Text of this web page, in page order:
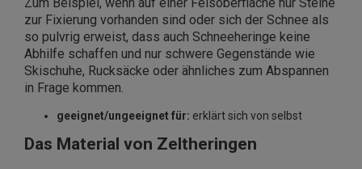
zur Fixierung vorhanden sind oder sich der Schnee als
so pulvrig erweist, dass auch Schneeheringe keine
Abhilfe schaffen und nur schwere Gegenstände wie
Skischuhe, Rucksäcke oder ähnliches zum Abspannen
in Frage kommen.
geeignet/ungeeignet für: erklärt sich von selbst
Das Material von Zeltheringen